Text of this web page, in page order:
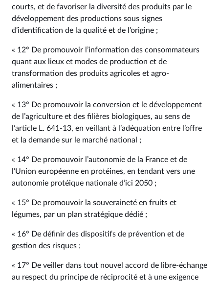
courts, et de favoriser la diversité des produits par le
développement des productions sous signes
d’identification de la qualité et de l’origine ;
« 12° De promouvoir l’information des consommateurs
quant aux lieux et modes de production et de
transformation des produits agricoles et agro-
alimentaires ;
« 13° De promouvoir la conversion et le développement
de l’agriculture et des filières biologiques, au sens de
l’article L. 641‑13, en veillant à l’adéquation entre l’offre
et la demande sur le marché national ;
« 14° De promouvoir l’autonomie de la France et de
l’Union européenne en protéines, en tendant vers une
autonomie protéique nationale d’ici 2050 ;
« 15° De promouvoir la souveraineté en fruits et
légumes, par un plan stratégique dédié ;
« 16° De définir des dispositifs de prévention et de
gestion des risques ;
« 17° De veiller dans tout nouvel accord de libre-échange
au respect du principe de réciprocité et à une exigence